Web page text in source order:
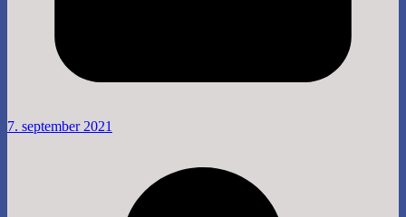
7. september 2021